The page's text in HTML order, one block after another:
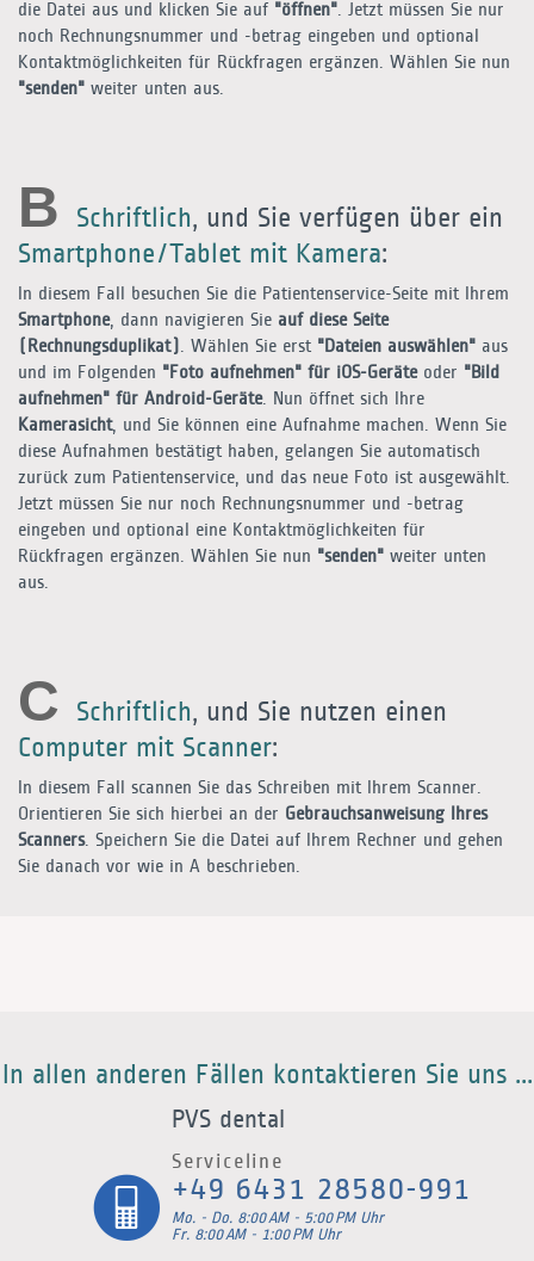
die Datei aus und klicken Sie auf "öffnen". Jetzt müssen Sie nur
noch Rechnungsnummer und -betrag eingeben und optional
Kontaktmöglichkeiten für Rückfragen ergänzen. Wählen Sie nun
"senden" weiter unten aus.
B Schriftlich, und Sie verfügen über ein
Smartphone/Tablet mit Kamera:
In diesem Fall besuchen Sie die Patientenservice-Seite mit Ihrem
Smartphone, dann navigieren Sie auf diese Seite
(Rechnungsduplikat) . Wählen Sie erst "Dateien auswählen" aus
und im Folgenden "Foto aufnehmen" für iOS-Geräteoder "Bild
aufnehmen" für Android-Geräte. Nun öffnet sich Ihre
Kamerasicht, und Sie können eine Aufnahme machen. Wenn Sie
diese Aufnahmen bestätigt haben, gelangen Sie automatisch
zurück zum Patientenservice, und das neue Foto ist ausgewählt.
Jetzt müssen Sie nur noch Rechnungsnummer und -betrag
eingeben und optional eine Kontaktmöglichkeiten für
Rückfragen ergänzen. Wählen Sie nun "senden" weiter unten
aus.
C Schriftlich, und Sie nutzen einen
Computer mit Scanner:
In diesem Fall scannen Sie das Schreiben mit Ihrem Scanner.
Orientieren Sie sich hierbei an der Gebrauchsanweisung Ihres
Scanners. Speichern Sie die Datei auf Ihrem Rechner und gehen
Sie danach vor wie in A beschrieben.
In allen anderen Fällen kontaktieren Sie uns ...
PVS dental
Serviceline
+49 6431 28580-991
Mo. - Do. 8:00 AM - 5:00 PM Uhr
Fr. 8:00 AM - 1:00 PM Uhr